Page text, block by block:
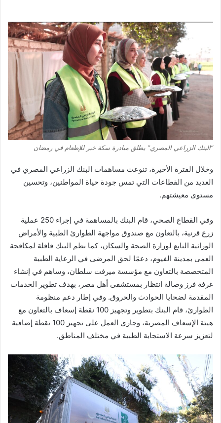
“البنك الزراعي المصري” يطلق مبادرة سكة خير للإطعام في رمضان
وخلال الفترة الأخيرة، تنوعت مساهمات البنك الزراعي المصري في
العديد من القطاعات التي تمس جودة حياة المواطنين، وتحسين
مستوى معيشتهم.
وفي القطاع الصحي، قام البنك بالمساهمة في إجراء 250 عملية
زرع قرنية، بالتعاون مع صندوق مواجهة الطوارئ الطبية والأمراض
الوراثية التابع لوزارة الصحة والسكان، كما نظم البنك قافلة لمكافحة
العمى بمدينة الفيوم، دعمًا لحق المرضى في الرعاية الطبية
المتخصصة بالتعاون مع مؤسسة ميرفت سلطان، وساهم في إنشاء
غرفة فرز وصالة انتظار بمستشفى أهل مصر، بهدف تطوير الخدمات
المقدمة لضحايا الحوادث والحروق. وفي إطار دعم منظومة
الطوارئ، قام البنك بتطوير وتجهيز 100 نقطة إسعاف بالتعاون مع
هيئة الإسعاف المصرية، وجاري العمل على تجهيز 100 نقطة إضافية
لتعزيز سرعة الاستجابة الطبية في مختلف المناطق.